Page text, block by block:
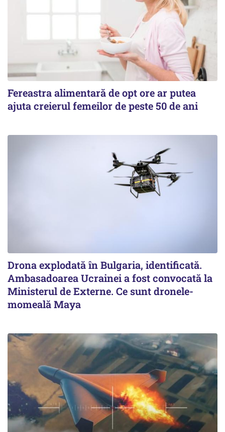
Fereastra alimentară de opt ore ar putea
ajuta creierul femeilor de peste 50 de ani
Drona explodată în Bulgaria, identificată.
Ambasadoarea Ucrainei a fost convocată la
Ministerul de Externe. Ce sunt dronele-
momeală Maya